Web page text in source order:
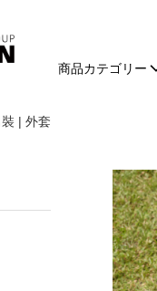
商品カテゴリー
裝 | 外套